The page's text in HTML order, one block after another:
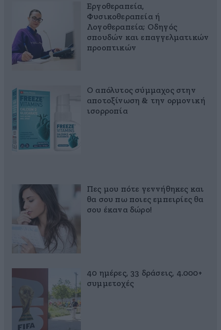
Εργοθεραπεία,
Φυσικοθεραπεία ή
Λογοθεραπεία; Οδηγός
σπουδών και επαγγελματικών
προοπτικών
Ο απόλυτος σύμμαχος στην
αποτοξίνωση & την ορμονική
ισορροπία
Πες μου πότε γεννήθηκες και
θα σου πω ποιες εμπειρίες θα
σου έκανα δώρο!
40 ημέρες, 33 δράσεις, 4.000+
συμμετοχές